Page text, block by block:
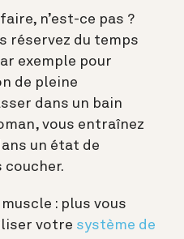
n’est-ce pas ?
réservez du temps
exemple pour
de pleine
dans un bain
vous entraînez
un état de
coucher.
: plus vous
votre système de